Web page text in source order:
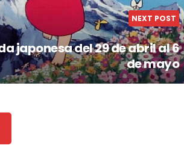
NEXT POST
japonesa del 29 de abril al 6
de mayo